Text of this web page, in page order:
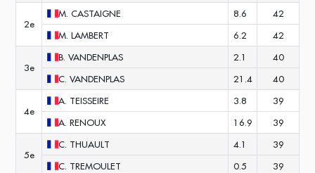
2e
M. CASTAIGNE 8.6
42
M. LAMBERT 6.2 42
3e
B. VANDENPLAS 2.1
40
C. VANDENPLAS 21.4 40
4e
A. TEISSEIRE 3.8
39
A. RENOUX 16.9 39
5e
C. THUAULT 4.1
39
C. TREMOULET 0.5 39